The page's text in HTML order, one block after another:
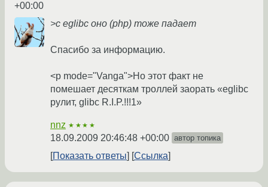
+00:00
>c eglibc оно (php) тоже падает
Спасибо за информацию.
<p mode="Vanga">Но этот факт не
помешает десяткам троллей заорать «eglibc
рулит, glibc R.I.P.!!!1»
nnz ★★★★
18.09.2009 20:46:48 +00:00 автор топика
Показать ответы Ссылка